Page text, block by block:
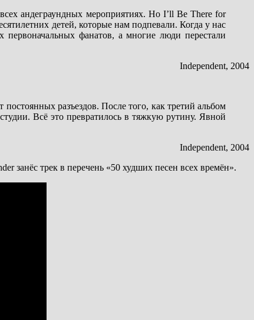
андеграундных мероприятиях. Но I’ll Be There for
детей, которые нам подпевали. Когда у нас
фанатов, а многие люди перестали
Independent, 2004
разъездов. После того, как третий альбом
Всё это превратилось в тяжкую рутину. Явной
Independent, 2004
занёс трек в перечень «50 худших песен всех времён».